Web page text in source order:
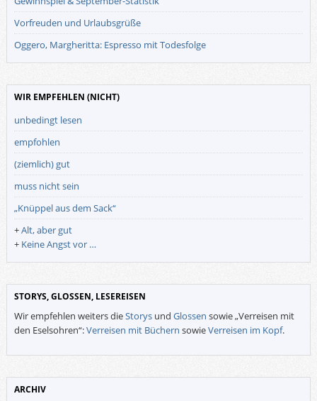
Vorfreuden und Urlaubsgrüße
Oggero, Margheritta: Espresso mit Todesfolge
WIR EMPFEHLEN (NICHT)
unbedingt lesen
empfohlen
(ziemlich) gut
muss nicht sein
„Knüppel aus dem Sack“
+Alt, aber gut
+ Keine Angst vor …
STORYS, GLOSSEN, LESEREISEN
Wir empfehlen weiters dieStorysund Glossen sowie „Verreisen mit
den Eselsohren“:Verreisen mit Büchern sowieVerreisen im Kopf.
ARCHIV